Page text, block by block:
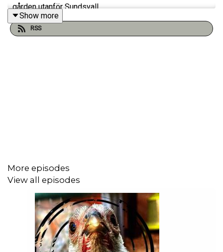
gården utanför Sundsvall.
Show more
RSS
More episodes
View all episodes